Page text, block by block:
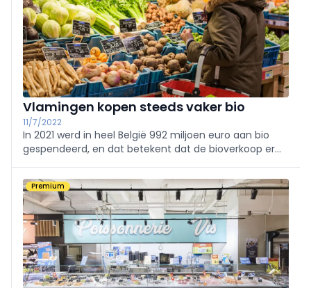
Vlamingen kopen steeds vaker bio
11/7/2022
In 2021 werd in heel België 992 miljoen euro aan bio
gespendeerd, en dat betekent dat de bioverkoop er
Vlaanderen gaat sneller dan in heel België.
Premium